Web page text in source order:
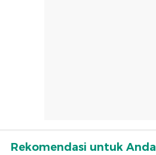
Rekomendasi untuk Anda